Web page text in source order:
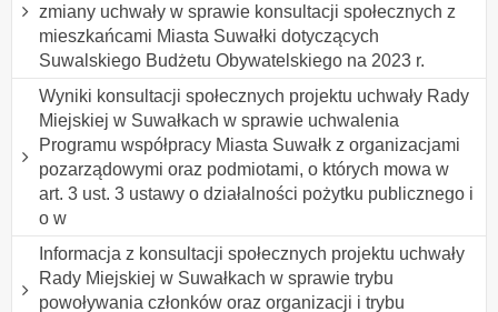
zmiany uchwały w sprawie konsultacji społecznych z
mieszkańcami Miasta Suwałki dotyczących
Suwalskiego Budżetu Obywatelskiego na 2023 r.
Wyniki konsultacji społecznych projektu uchwały Rady
Miejskiej w Suwałkach w sprawie uchwalenia
Programu współpracy Miasta Suwałk z organizacjami
pozarządowymi oraz podmiotami, o których mowa w
art. 3 ust. 3 ustawy o działalności pożytku publicznego i
o w
Informacja z konsultacji społecznych projektu uchwały
Rady Miejskiej w Suwałkach w sprawie trybu
powoływania członków oraz organizacji i trybu